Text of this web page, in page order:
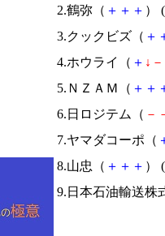
2.鶴弥（ ＋ ＋ ＋ ） (
3.クックビズ（ ＋
4.ホウライ（ ＋ ↓ －
5.ＮＺＡＭ（ ＋ ＋
6.日ロジテム（ －
7.ヤマダコーポ（
8.山忠（ ＋ ＋ ＋ ） (
9.日本石油輸送株